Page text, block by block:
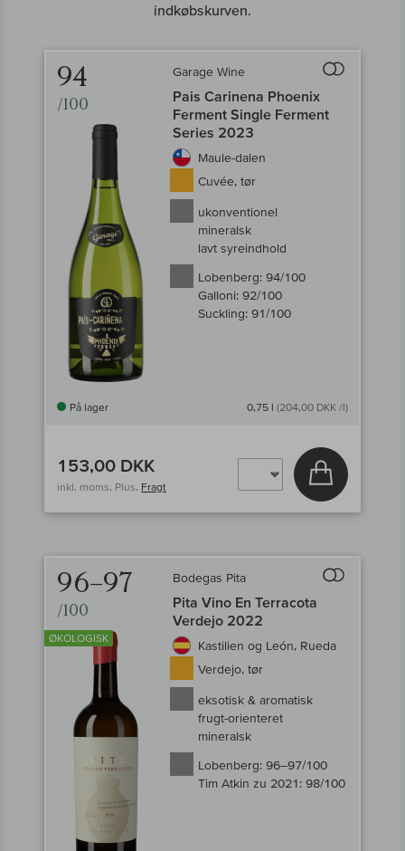
indkøbskurven.
94
/100
Garage Wine
Pais Carinena Phoenix
Ferment Single Ferment
Series 2023
Maule-dalen
Cuvée, tør
ukonventionel
mineralsk
lavt syreindhold
Lobenberg: 94/100
Galloni: 92/100
Suckling: 91/100
På lager 0,75 l (204,00 DKK /l)
153,00 DKK
inkl. moms, Plus. Fragt
Læg i kurv
96–97
/100
ØKOLOGISK
Bodegas Pita
Pita Vino En Terracota
Verdejo 2022
Kastilien og León, Rueda
Verdejo, tør
eksotisk & aromatisk
frugt-orienteret
mineralsk
Lobenberg: 96–97/100
Tim Atkin zu 2021: 98/100